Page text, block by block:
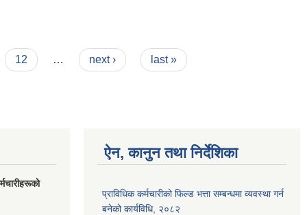
12 … next › last »
ऐन, कानुन तथा निर्देशिका
प्राविधिक कर्मचारीको फिल्ड भत्ता सम्बन्धमा व्यवस्था गर्न
बनेको कार्यविधि, २०८२